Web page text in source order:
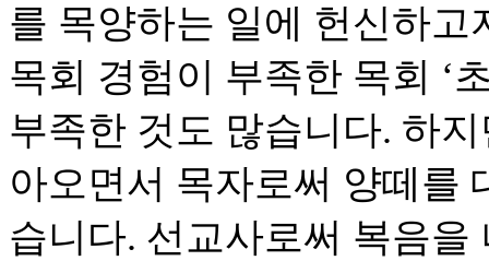
를 목양하는 일에 헌신하
목회 경험이 부족한 목회 ‘
부족한 것도 많습니다. 하
아오면서 목자로써 양떼를
습니다. 선교사로써 복음